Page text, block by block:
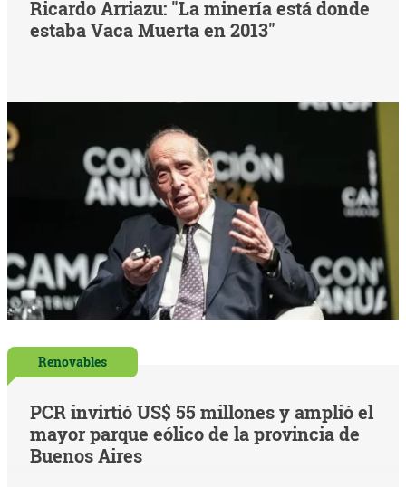
Ricardo Arriazu: "La minería está donde
estaba Vaca Muerta en 2013"
Renovables
PCR invirtió US$ 55 millones y amplió el
mayor parque eólico de la provincia de
Buenos Aires